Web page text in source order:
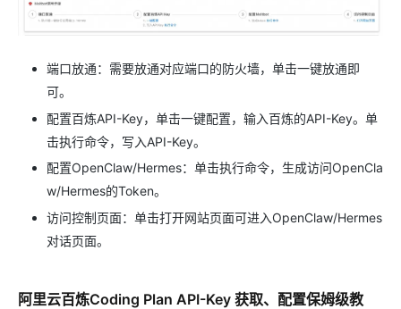
端口放通：需要放通对应端口的防火墙，单击一键放通即
可。
配置百炼API-Key，单击一键配置，输入百炼的API-Key。单
击执行命令，写入API-Key。
配置OpenClaw/Hermes：单击执行命令，生成访问OpenCla
w/Hermes的Token。
访问控制页面：单击打开网站页面可进入OpenClaw/Hermes
对话页面。
阿里云百炼Coding Plan API-Key 获取、配置保姆级教